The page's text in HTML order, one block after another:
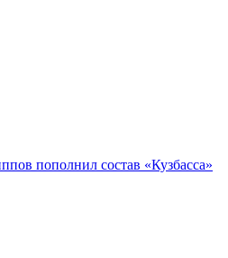
пополнил состав «Кузбасса»